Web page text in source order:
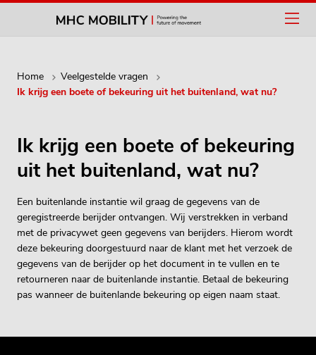
Home
Veelgestelde vragen
Ik krijg een boete of bekeuring uit het buitenland, wat nu?
Ik krijg een boete of bekeuring
uit het buitenland, wat nu?
Een buitenlande instantie wil graag de gegevens van de
geregistreerde berijder ontvangen. Wij verstrekken in verband
met de privacywet geen gegevens van berijders. Hierom wordt
deze bekeuring doorgestuurd naar de klant met het verzoek de
gegevens van de berijder op het document in te vullen en te
retourneren naar de buitenlande instantie. Betaal de bekeuring
pas wanneer de buitenlande bekeuring op eigen naam staat.